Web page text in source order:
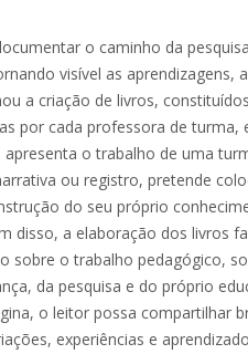
o caminho da
visível as aprendizagens,
a criação de livros,
por cada professora de
apresenta o trabalho de uma
ou registro, pretende
do seu próprio
disso, a elaboração dos livros
sobre o trabalho pedagógico,
da pesquisa e do próprio
o leitor possa compartilhar
experiências e